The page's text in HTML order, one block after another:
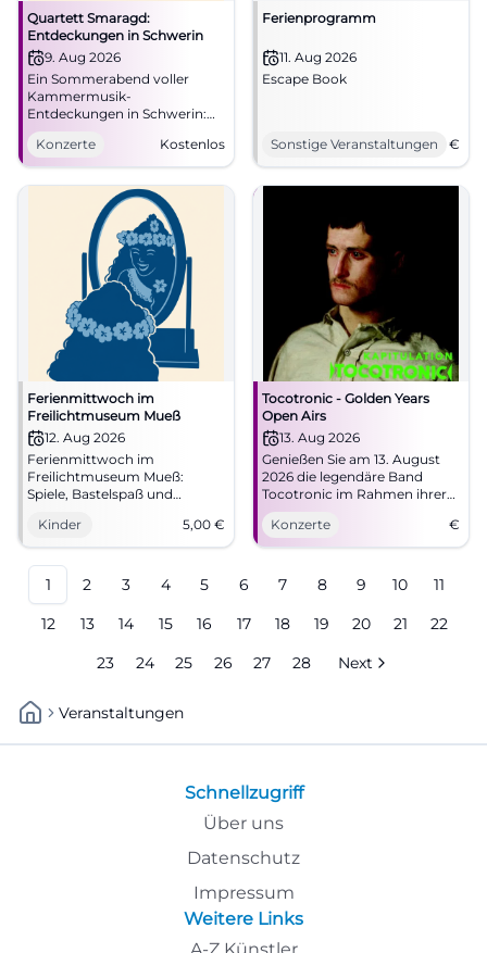
Quartett Smaragd:
Entdeckungen in Schwerin
9. Aug 2026
Ein Sommerabend voller
Kammermusik-
Entdeckungen in Schwerin:
Quartett Smaragd spielt in St.
Anna Werke von Danzi bis
Haydn. 09.08.2026, Eintritt
frei. #Schwerin
#Kammermusik
Konzerte Kostenlos
Ferienprogramm
11. Aug 2026
Escape Book
Sonstige Veranstaltungen €
Ferienmittwoch im
Freilichtmuseum Mueß
12. Aug 2026
Ferienmittwoch im
Freilichtmuseum Mueß:
Spiele, Bastelspaß und
Schwerin. Am 12.08.2026
wartet ein Tag voller
Entdeckungen. #Familienzeit
Kinder 5,00 €
Tocotronic - Golden Years
Open Airs
13. Aug 2026
Genießen Sie am 13. August
2026 die legendäre Band
Tocotronic im Rahmen ihrer
'Golden Years Open Airs' in
Schwerin.
Konzerte €
1 2 3 4 5 6 7 8 9 10
11
12
13 14 15 16 17 18 19 20 21
22
23
24 25 26 27 28 Next
Veranstaltungen
Schnellzugriff
Über uns
Datenschutz
Impressum
Weitere Links